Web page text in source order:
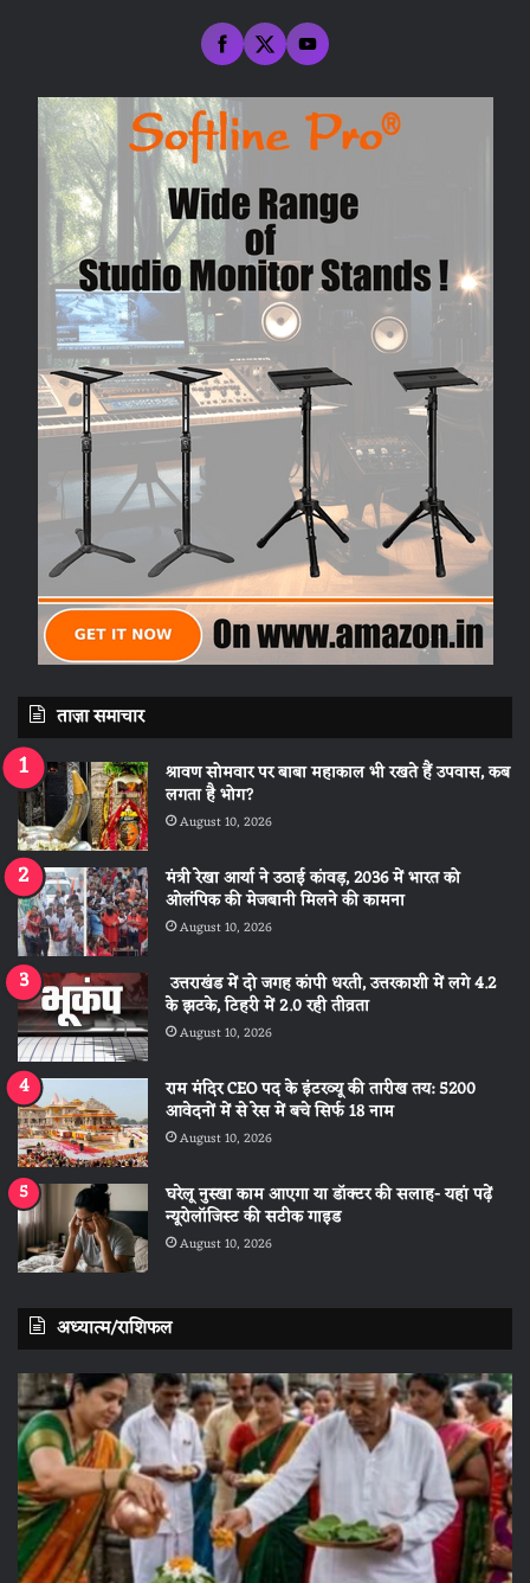
ताज़ा समाचार
श्रावण सोमवार पर बाबा महाकाल भी रखते हैं उपवास, कब
लगता है भोग?
August 10, 2026
मंत्री रेखा आर्या ने उठाई कांवड़, 2036 में भारत को
ओलंपिक की मेजबानी मिलने की कामना
August 10, 2026
उत्तराखंड में दो जगह कांपी धरती, उत्तरकाशी में लगे 4.2
के झटके, टिहरी में 2.0 रही तीव्रता
August 10, 2026
राम मंदिर CEO पद के इंटरव्यू की तारीख तय: 5200
आवेदनों में से रेस में बचे सिर्फ 18 नाम
August 10, 2026
घरेलू नुस्खा काम आएगा या डॉक्टर की सलाह- यहां पढ़ें
न्यूरोलॉजिस्ट की सटीक गाइड
August 10, 2026
अध्यात्म/राशिफल